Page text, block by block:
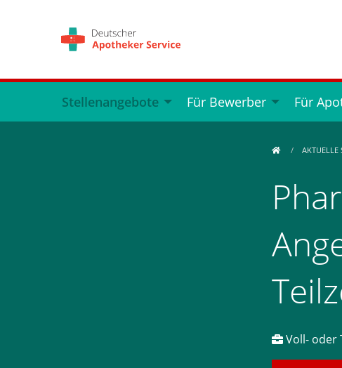
Stellenangebote Für Bewerber Für
AKTUELLE
Voll- oder